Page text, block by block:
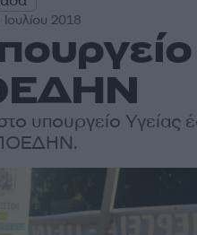
Ιουλίου 2018
υπουργείο Υγείας